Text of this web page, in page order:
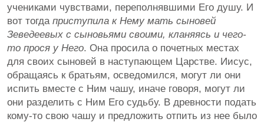
учениками чувствами, переполнявшими Его душу. И
вот тогда приступила к Нему мать сыновей
Зеведеевых с сыновьями своими, кланяясь и чего-
то прося у Него. Она просила о почетных местах
для своих сыновей в наступающем Царстве. Иисус,
обращаясь к братьям, осведомился, могут ли они
испить вместе с Ним чашу, иначе говоря, могут ли
они разделить с Ним Его судьбу. В древности подать
кому-то свою чашу и предложить отпить из нее было